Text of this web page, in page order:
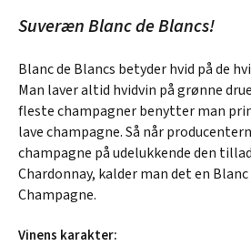
Suveræn Blanc de Blancs!
Blanc de Blancs betyder hvid på de
Man laver altid hvidvin på grønne
fleste champagner benytter man
lave champagne. Så når
champagne på udelukkende den
Chardonnay, kalder man det en Blanc
Champagne.
Vinens karakter: